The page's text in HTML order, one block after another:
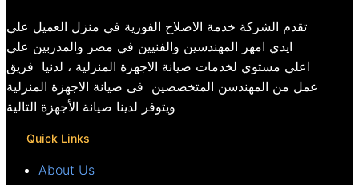
تقدم الشركة خدمة الاصلاح الفورية في منزل العميل علي
ايدي امهر المهندسين والفنيين في مصر والمدربين علي
اعلي مستوي لخدمات صيانة الاجهزة المنزلية ، لدنيا فريق
عمل من المهندسن المتخصصين فى صيانة الاجهزة المنزلية
ويتوفر لدينا صيانة الأجهزة التالية
Quick Links
About Us